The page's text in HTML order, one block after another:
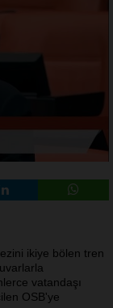
ikiye bölen tren
vatandaşı
OSB'ye